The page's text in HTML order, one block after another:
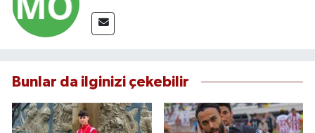
Bunlar da ilginizi çekebilir